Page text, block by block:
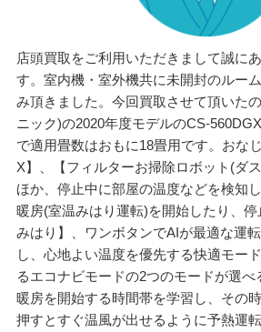
店頭買取をご利用いただきまして誠に
す。室内機・室外機共に未開封のルー
み頂きました。今回買取させて頂いた
ニック)の2020年度モデルのCS-
で適用畳数はおもに18畳用です。おな
X】、【フィルターお掃除ロボット(ダ
ほか、停止中に部屋の温度などを検知
暖房(室温みはり運転)を開始したり、
みはり】、ワンボタンでAIが最適な運
し、心地よい温度を優先する快適モー
るエコナビモードの2つのモードが選
暖房を開始する時間帯を学習し、その
押すとすぐ温風が出せるように予熱運